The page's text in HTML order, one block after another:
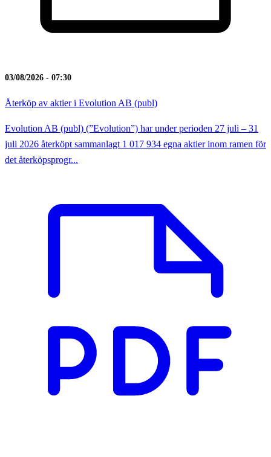
03/08/2026 - 07:30
Återköp av aktier i Evolution AB (publ)
Evolution AB (publ) (”Evolution”) har under perioden 27 juli – 31
juli 2026 återköpt sammanlagt 1 017 934 egna aktier inom ramen för
det återköpsprogr...